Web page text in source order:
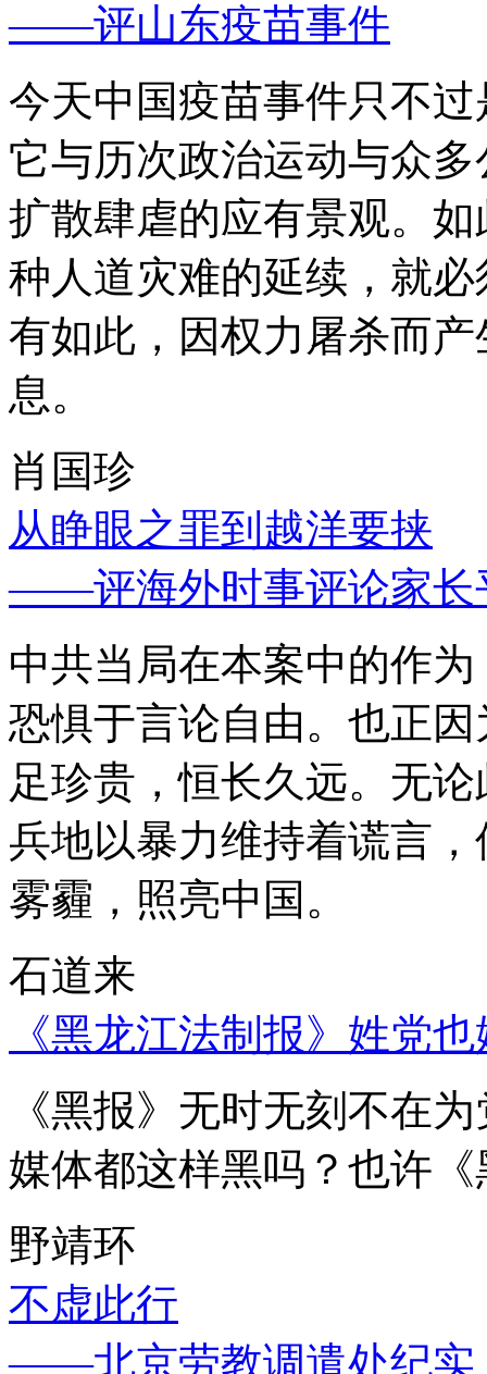
——评山东疫苗事件
今天中国疫苗事件只不
它与历次政治运动与众
扩散肆虐的应有景观。
种人道灾难的延续，就
有如此，因权力屠杀而
息。
肖国珍
从睁眼之罪到越洋要挟
——评海外时事评论家长
中共当局在本案中的作
恐惧于言论自由。也正
足珍贵，恒长久远。无
兵地以暴力维持着谎言
雾霾，照亮中国。
石道来
《黑龙江法制报》姓党
《黑报》无时无刻不在
媒体都这样黑吗？也许
野靖环
不虚此行
——北京劳教调遣处纪实